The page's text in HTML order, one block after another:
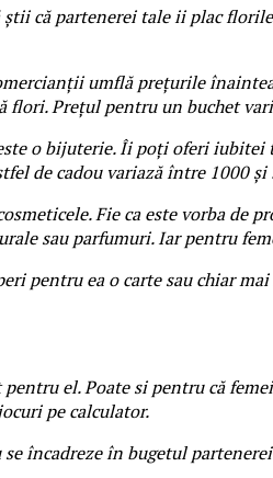
că partenerei tale ii plac
umflă prețurile
Prețul pentru un buchet
o bijuterie. Îi poți oferi
de cadou variază între 1000 și
Fie ca este vorba
sau parfumuri. Iar pentru
pentru ea o carte sau
el. Poate si pentru că
pe calculator.
încadreze în bugetul